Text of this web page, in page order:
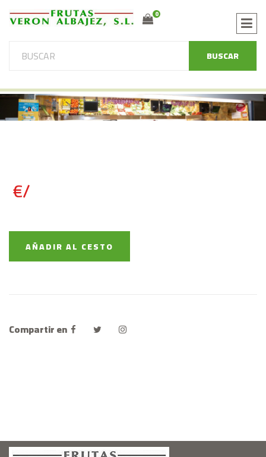
0
BUSCAR
€/
AÑADIR AL CESTO
Compartir en